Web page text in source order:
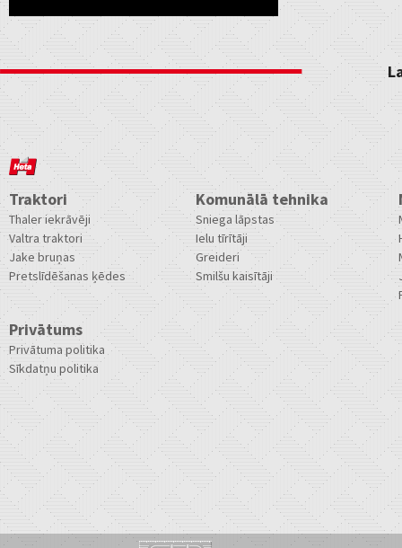
Traktori
Thaler iekrāvēji
Valtra traktori
Jake bruņas
Pretslīdēšanas ķēdes
Komunālā tehnika
Sniega lāpstas
Ielu tīrītāji
Greideri
Smilšu kaisītāji
Privātums
Privātuma politika
Sīkdatņu politika